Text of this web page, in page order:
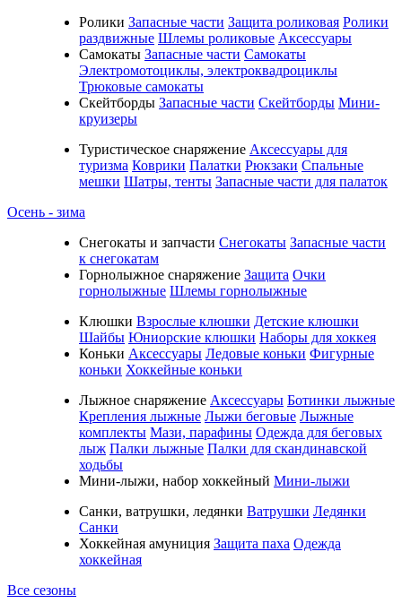
Ролики Запасные части Защита роликовая Ролики
раздвижные Шлемы роликовые Аксессуары
Самокаты Запасные части Самокаты
Электромотоциклы, электроквадроциклы
Трюковые самокаты
Скейтборды Запасные части Скейтборды Мини-
круизеры
Туристическое снаряжение Аксессуары для
туризма Коврики Палатки Рюкзаки Спальные
мешки Шатры, тенты Запасные части для палаток
Осень - зима
Cнегокаты и запчасти Снегокаты Запасные части
к снегокатам
Горнолыжное снаряжение Защита Очки
горнолыжные Шлемы горнолыжные
Клюшки Взрослые клюшки Детские клюшки
Шайбы Юниорские клюшки Наборы для хоккея
Коньки Аксессуары Ледовые коньки Фигурные
коньки Хоккейные коньки
Лыжное снаряжение Аксессуары Ботинки лыжные
Крепления лыжные Лыжи беговые Лыжные
комплекты Мази, парафины Одежда для беговых
лыж Палки лыжные Палки для скандинавской
ходьбы
Мини-лыжи, набор хоккейный Мини-лыжи
Санки, ватрушки, ледянки Ватрушки Ледянки
Санки
Хоккейная амуниция Защита паха Одежда
хоккейная
Все сезоны